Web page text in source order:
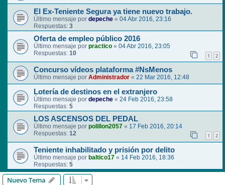
El Ex-Teniente Segura ya tiene nuevo trabajo.
Último mensaje por depeche « 04 Abr 2016, 23:16
Respuestas: 3
Oferta de empleo público 2016
Último mensaje por practico « 04 Abr 2016, 23:05
Respuestas: 10 1 2
Concurso vídeos plataforma #NsMenos
Último mensaje por Administrador « 22 Mar 2016, 12:48
Lotería de destinos en el extranjero
Último mensaje por depeche « 24 Feb 2016, 23:58
Respuestas: 5
LOS ASCENSOS DEL PEDAL
Último mensaje por polillon2057 « 17 Feb 2016, 20:14
Respuestas: 12 1 2
Teniente inhabilitado y prisión por delito
Último mensaje por baltico17 « 14 Feb 2016, 18:36
Respuestas: 5
Nuevo Tema